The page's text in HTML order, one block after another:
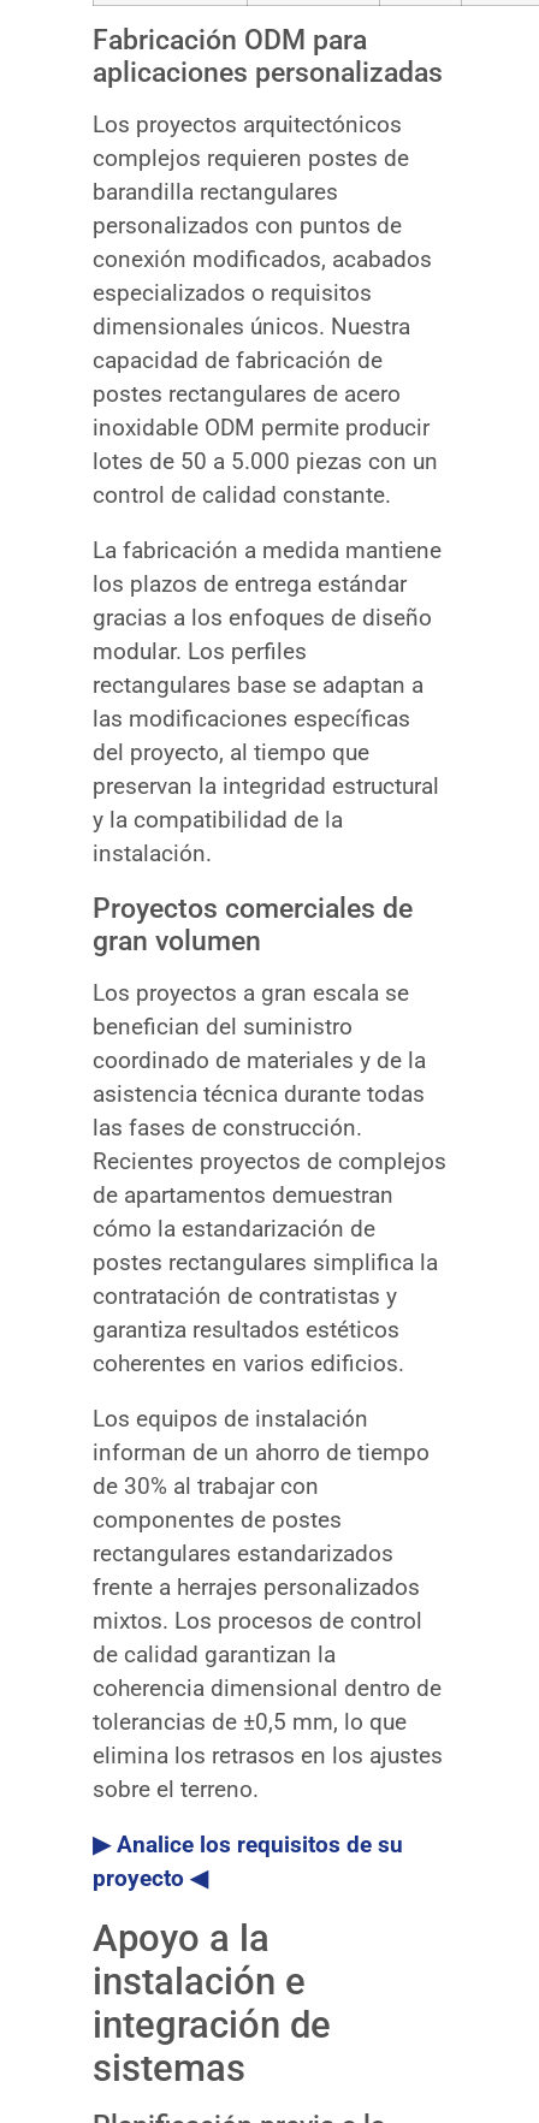
Fabricación ODM para
aplicaciones personalizadas
Los proyectos arquitectónicos
complejos requieren postes de
barandilla rectangulares
personalizados con puntos de
conexión modificados, acabados
especializados o requisitos
dimensionales únicos. Nuestra
capacidad de fabricación de
postes rectangulares de acero
inoxidable ODM permite producir
lotes de 50 a 5.000 piezas con un
control de calidad constante.
La fabricación a medida mantiene
los plazos de entrega estándar
gracias a los enfoques de diseño
modular. Los perfiles
rectangulares base se adaptan a
las modificaciones específicas
del proyecto, al tiempo que
preservan la integridad estructural
y la compatibilidad de la
instalación.
Proyectos comerciales de
gran volumen
Los proyectos a gran escala se
benefician del suministro
coordinado de materiales y de la
asistencia técnica durante todas
las fases de construcción.
Recientes proyectos de complejos
de apartamentos demuestran
cómo la estandarización de
postes rectangulares simplifica la
contratación de contratistas y
garantiza resultados estéticos
coherentes en varios edificios.
Los equipos de instalación
informan de un ahorro de tiempo
de 30% al trabajar con
componentes de postes
rectangulares estandarizados
frente a herrajes personalizados
mixtos. Los procesos de control
de calidad garantizan la
coherencia dimensional dentro de
tolerancias de ±0,5 mm, lo que
elimina los retrasos en los ajustes
sobre el terreno.
▶ Analice los requisitos de su
proyecto ◀
Apoyo a la
instalación e
integración de
sistemas